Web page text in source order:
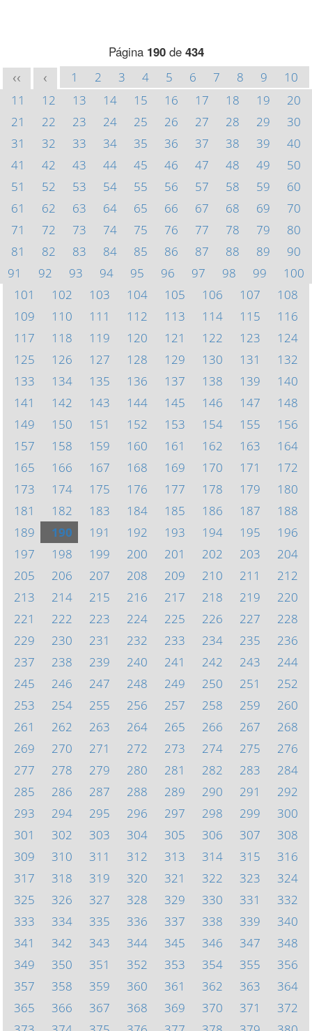
Página 190de 434
<< < 1 2 3 4 5 6 7 8 9
10
11
12 13 14 15 16 17 18 19
20
21
22 23 24 25 26 27 28 29
30
31
32 33 34 35 36 37 38 39
40
41
42 43 44 45 46 47 48 49
50
51
52 53 54 55 56 57 58 59
60
61
62 63 64 65 66 67 68 69
70
71
72 73 74 75 76 77 78 79
80
81
82 83 84 85 86 87 88 89
90
91
92 93 94 95 96 97 98 99
100
101
102 103 104 105 106 107
108
109
110 111 112 113 114 115
116
117
118 119 120 121 122 123
124
125
126 127 128 129 130 131
132
133
134 135 136 137 138 139
140
141
142 143 144 145 146 147
148
149
150 151 152 153 154 155
156
157
158 159 160 161 162 163
164
165
166 167 168 169 170 171
172
173
174 175 176 177 178 179
180
181
182 183 184 185 186 187
188
189
190 191 192 193 194 195
196
197
198 199 200 201 202 203
204
205
206 207 208 209 210 211
212
213
214 215 216 217 218 219
220
221
222 223 224 225 226 227
228
229
230 231 232 233 234 235
236
237
238 239 240 241 242 243
244
245
246 247 248 249 250 251
252
253
254 255 256 257 258 259
260
261
262 263 264 265 266 267
268
269
270 271 272 273 274 275
276
277
278 279 280 281 282 283
284
285
286 287 288 289 290 291
292
293
294 295 296 297 298 299
300
301
302 303 304 305 306 307
308
309
310 311 312 313 314 315
316
317
318 319 320 321 322 323
324
325
326 327 328 329 330 331
332
333
334 335 336 337 338 339
340
341
342 343 344 345 346 347
348
349
350 351 352 353 354 355
356
357
358 359 360 361 362 363
364
365
366 367 368 369 370 371
372